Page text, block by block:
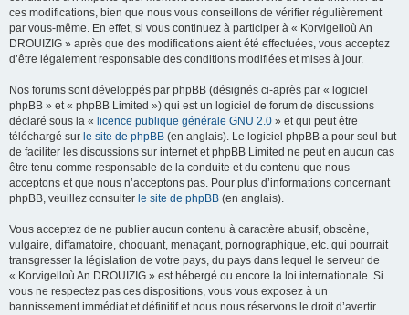
ces modifications, bien que nous vous conseillons de vérifier régulièrement
par vous-même. En effet, si vous continuez à participer à « Korvigelloù An
DROUIZIG » après que des modifications aient été effectuées, vous acceptez
d’être légalement responsable des conditions modifiées et mises à jour.
Nos forums sont développés par phpBB (désignés ci-après par « logiciel
phpBB » et « phpBB Limited ») qui est un logiciel de forum de discussions
déclaré sous la « licence publique générale GNU 2.0 » et qui peut être
téléchargé sur le site de phpBB (en anglais). Le logiciel phpBB a pour seul but
de faciliter les discussions sur internet et phpBB Limited ne peut en aucun cas
être tenu comme responsable de la conduite et du contenu que nous
acceptons et que nous n’acceptons pas. Pour plus d’informations concernant
phpBB, veuillez consulter le site de phpBB (en anglais).
Vous acceptez de ne publier aucun contenu à caractère abusif, obscène,
vulgaire, diffamatoire, choquant, menaçant, pornographique, etc. qui pourrait
transgresser la législation de votre pays, du pays dans lequel le serveur de
« Korvigelloù An DROUIZIG » est hébergé ou encore la loi internationale. Si
vous ne respectez pas ces dispositions, vous vous exposez à un
bannissement immédiat et définitif et nous nous réservons le droit d’avertir